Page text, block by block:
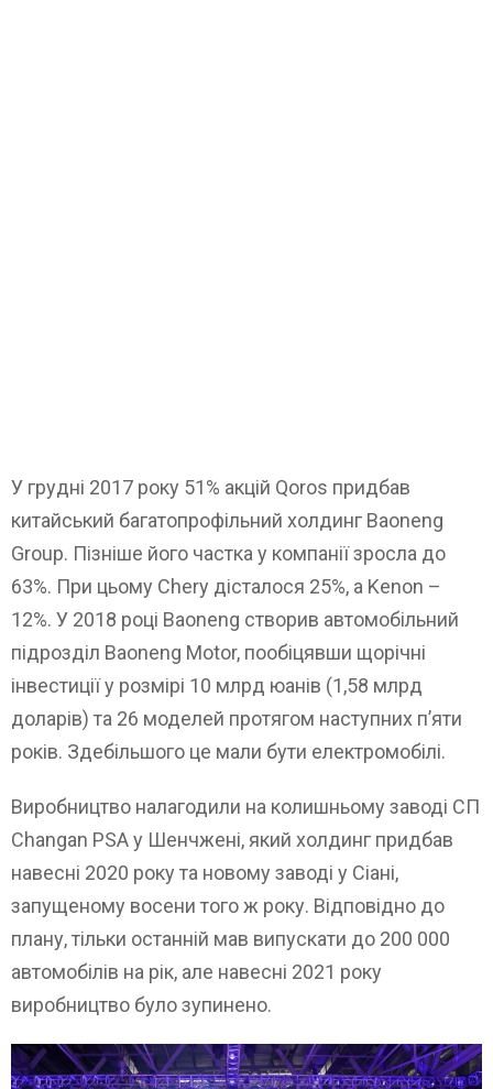
У грудні 2017 року 51% акцій Qoros придбав
китайський багатопрофільний холдинг Baoneng
Group. Пізніше його частка у компанії зросла до
63%. При цьому Chery дісталося 25%, а Kenon –
12%. У 2018 році Baoneng створив автомобільний
підрозділ Baoneng Motor, пообіцявши щорічні
інвестиції у розмірі 10 млрд юанів (1,58 млрд
доларів) та 26 моделей протягом наступних п’яти
років. Здебільшого це мали бути електромобілі.
Виробництво налагодили на колишньому заводі СП
Changan PSA у Шенчжені, який холдинг придбав
навесні 2020 року та новому заводі у Сіані,
запущеному восени того ж року. Відповідно до
плану, тільки останній мав випускати до 200 000
автомобілів на рік, але навесні 2021 року
виробництво було зупинено.